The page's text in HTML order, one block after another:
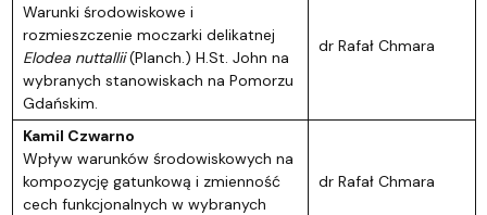
Warunki środowiskowe i
rozmieszczenie moczarki delikatnej
Elodea nuttallii(Planch.) H.St. John na
wybranych stanowiskach na Pomorzu
Gdańskim.
dr Rafał Chmara
Kamil Czwarno
Wpływ warunków środowiskowych na
kompozycję gatunkową i zmienność
cech funkcjonalnych w wybranych
dr Rafał Chmara